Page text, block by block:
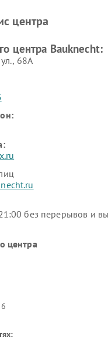
центра
центра Bauknecht:
68А
без перерывов и
центра